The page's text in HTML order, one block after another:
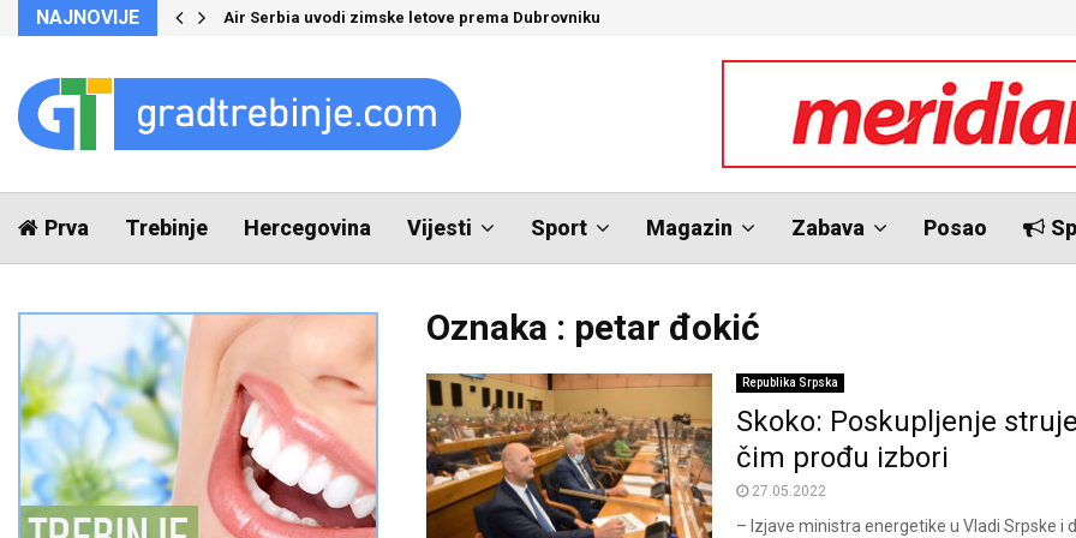
NAJNOVIJE Air Serbia uvodi zimske letove prema Dubrovniku
Prva Trebinje Hercegovina Vijesti Sport Magazin Zabava Posao
Oznaka : petar đokić
Republika Srpska
Skoko: Poskupljenje
čim prođu izbori
27.05.2022
– Izjave ministra energetike u Vladi Srpske i